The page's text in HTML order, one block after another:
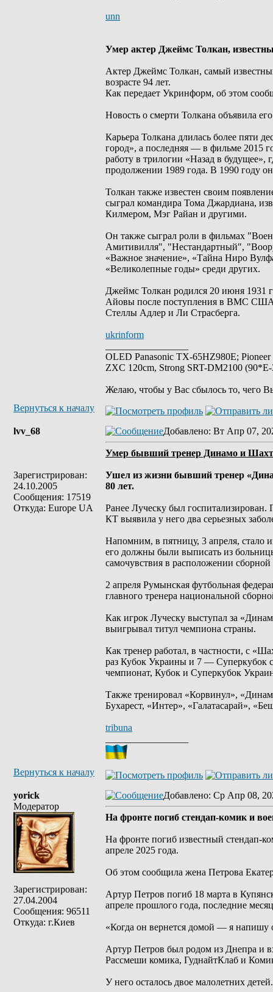
unn
Умер актер Джеймс Толкан,
Актер Джеймс Толкан, самый
возрасте 94 лет.
Как передает Укринформ, об этом
Новость о смерти Толкана объявила
Карьера Толкана длилась более пяти
город», а последняя — в фильме 2015
работу в трилогии «Назад в будущее»,
продолжении 1989 года. В 1990 году
Толкан также известен своим
сыграл командира Тома Джардиана,
Килмером, Мэг Райан и другими.
Он также сыграл роли в фильмах
Амитивилля", "Нестандартный",
«Важное значение», «Тайна Ниро
«Великолепные годы» среди других.
Джеймс Толкан родился 20 июня 1931
Айовы после поступления в ВМС США.
Стеллы Адлер и Ли Страсберга.
ukrinform
OLED Panasonic TX-65HZ980E;
ZXC 120cm, Strong SRT-DM2100
Желаю, чтобы у Вас сбылось то, чего
Вернуться к началу
lvv_68
Зарегистрирован:
24.10.2005
Сообщения: 17519
Откуда: Europe UA
Добавлено: Вт Апр 07,
Умер бывший тренер Динамо и
Ушел из жизни бывший тренер
80 лет.
Ранее Луческу был госпитализирован.
КТ выявила у него два серьезных
Напомним, в пятницу, 3 апреля, стало
его должны были выписать из
самочувствия в расположении
2 апреля Румынская футбольная
главного тренера национальной
Как игрок Луческу выступал за
выигрывал титул чемпиона страны.
Как тренер работал, в частности, с
раз Кубок Украины и 7 — Суперкубок
чемпионат, Кубок и Суперкубок
Также тренировал «Корвинул»,
Бухарест, «Интер», «Галатасарай»,
tribuna
Вернуться к началу
yorick
Модератор
Зарегистрирован:
27.04.2004
Сообщения: 96511
Откуда: г.Киев
Добавлено: Ср Апр 08,
На фронте погиб стендап-комик и
На фронте погиб известный
апреле 2025 года.
Об этом сообщила жена Петрова
Артур Петров погиб 18 марта в
апреле прошлого года, последние
«Когда он вернется домой — я
Артур Петров был родом из Днепра и
Рассмеши комика, ГуднайтКлаб и
У него осталось двое малолетних детей.